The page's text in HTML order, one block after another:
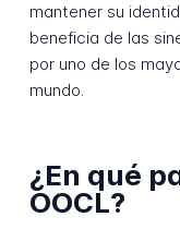
mantener su
beneficia de las
por uno de los
mundo.
¿En qué
OOCL?